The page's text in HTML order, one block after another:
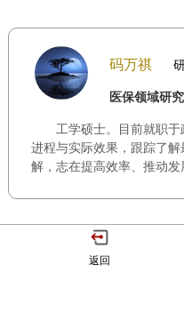
码万祺
医保领域研
工学硕士。目前就职
进程与实际效果，跟踪了
解，志在提高效率、推动发
返回